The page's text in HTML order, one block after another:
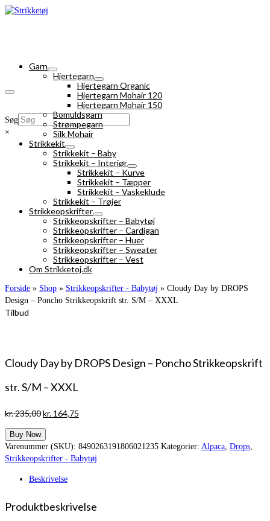
Søg
×
Garn
Hjertegarn
Hjertegarn Organic
Hjertegarn Mohair 120
Hjertegarn Mohair 150
Bomuldsgarn
Strømpegarn
Silk Mohair
Strikkekit
Strikkekit – Baby
Strikkekit – Interiør
Strikkekit – Kurve
Strikkekit – Tæpper
Strikkekit – Vaskeklude
Strikkekit – Trøjer
Strikkeopskrifter
Strikkeopskrifter – Babytøj
Strikkeopskrifter – Cardigan
Strikkeopskrifter – Huer
Strikkeopskrifter – Sweater
Strikkeopskrifter – Vest
Om Strikketoj.dk
Forside » Shop » Strikkeopskrifter - Babytøj » Cloudy Day by DROPS
Design – Poncho Strikkeopskrift str. S/M – XXXL
Tilbud
Cloudy Day by DROPS Design – Poncho Strikkeopskrift
str. S/M – XXXL
kr.235,00Den
pris
var:
kr. 235,00.
kr. 164,75
er:
kr. 164,75.
Buy Now
Varenummer (SKU): 8490263191806021235 Kategorier: Alpaca, Drops,
Strikkeopskrifter - Babytøj
Beskrivelse
Produktbeskrivelse